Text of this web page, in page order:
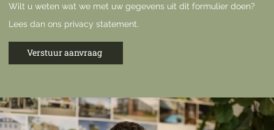
Wilt u weten wat we met uw gegevens uit dit formulier doen?
Lees dan ons privacy statement.
Verstuur aanvraag